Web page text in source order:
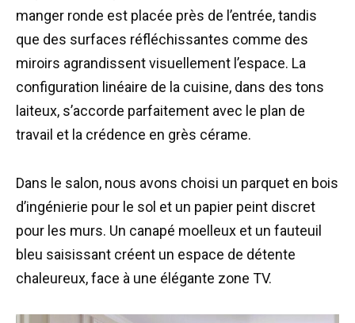
manger ronde est placée près de l’entrée, tandis
que des surfaces réfléchissantes comme des
miroirs agrandissent visuellement l’espace. La
configuration linéaire de la cuisine, dans des tons
laiteux, s’accorde parfaitement avec le plan de
travail et la crédence en grès cérame.
Dans le salon, nous avons choisi un parquet en bois
d’ingénierie pour le sol et un papier peint discret
pour les murs. Un canapé moelleux et un fauteuil
bleu saisissant créent un espace de détente
chaleureux, face à une élégante zone TV.